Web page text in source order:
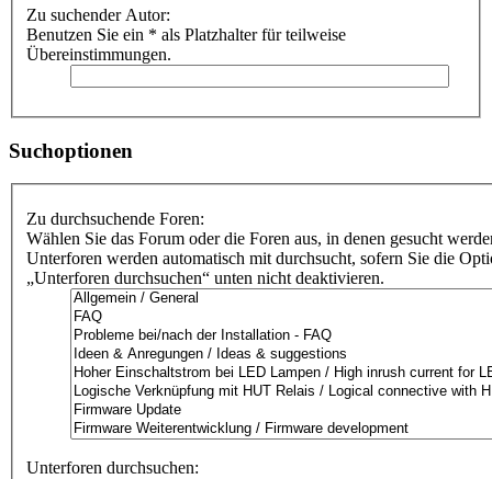
Zu suchender Autor:
Benutzen Sie ein * als Platzhalter für teilweise
Übereinstimmungen.
Suchoptionen
Zu durchsuchende Foren:
Wählen Sie das Forum oder die Foren aus, in denen gesucht
Unterforen werden automatisch mit durchsucht, sofern Sie die
„Unterforen durchsuchen“ unten nicht deaktivieren.
Unterforen durchsuchen: